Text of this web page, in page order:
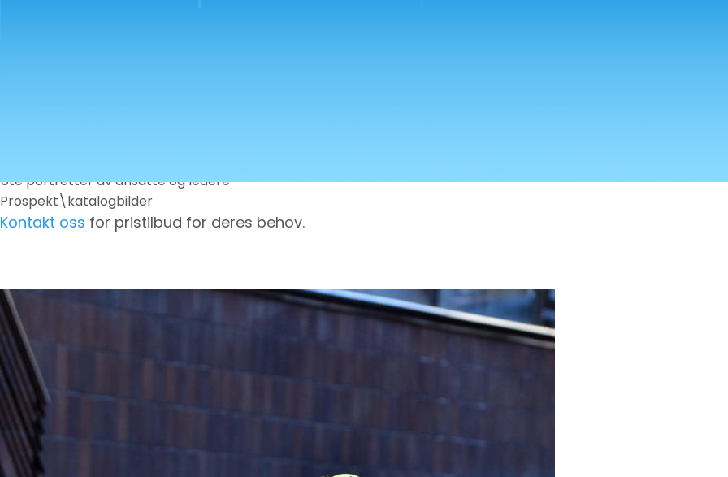
Ute portretter av ansatte og ledere
Prospekt\katalogbilder
Kontakt oss for pristilbud for deres behov.